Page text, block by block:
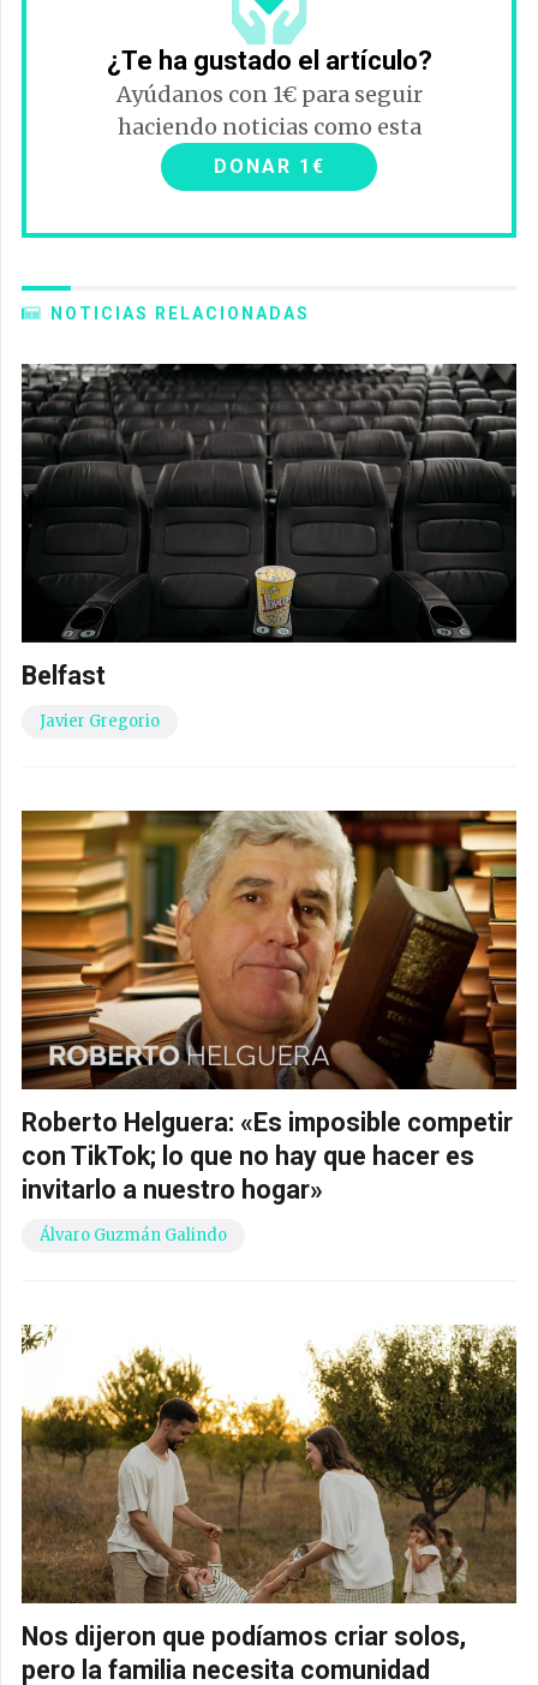
¿Te ha gustado el artículo?
Ayúdanos con 1€ para seguir
haciendo noticias como esta
DONAR 1€
NOTICIAS RELACIONADAS
Belfast
Javier Gregorio
Roberto Helguera: «Es imposible competir
con TikTok; lo que no hay que hacer es
invitarlo a nuestro hogar»
Álvaro Guzmán Galindo
Nos dijeron que podíamos criar solos,
pero la familia necesita comunidad